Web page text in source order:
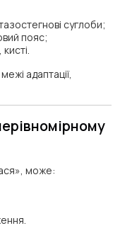
суглоби;
пояс;
адаптації,
може: